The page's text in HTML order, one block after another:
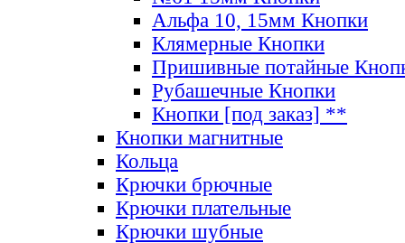
Альфа 10, 15мм Кнопки
Клямерные Кнопки
Пришивные потайные
Рубашечные Кнопки
Кнопки [под заказ] **
Кнопки магнитные
Кольца
Крючки брючные
Крючки плательные
Крючки шубные